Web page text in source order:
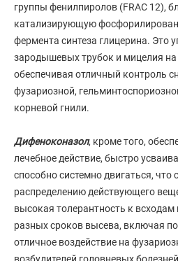
группы фенилпиролов (FRAC 12),
катализирующую
фермента синтеза глицерина. Это
зародышевых трубок и мицелия на
обеспечивая отличный контроль
фузариозной,
корневой гнили.
Дифеноконазол, кроме того,
лечебное действие, быстро
способно системно двигаться, что
распределению действующего
высокая толерантность к всходам
разных сроков высева, включая
отличное воздействие на